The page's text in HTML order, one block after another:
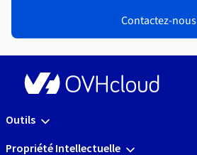
Contactez-nous
Outils
Propriété Intellectuelle